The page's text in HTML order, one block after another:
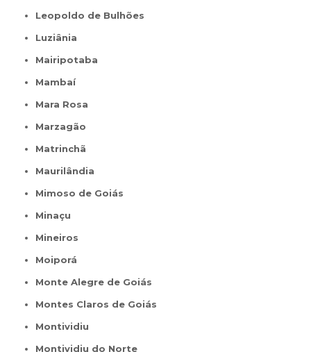
Leopoldo de Bulhões
Luziânia
Mairipotaba
Mambaí
Mara Rosa
Marzagão
Matrinchã
Maurilândia
Mimoso de Goiás
Minaçu
Mineiros
Moiporá
Monte Alegre de Goiás
Montes Claros de Goiás
Montividiu
Montividiu do Norte